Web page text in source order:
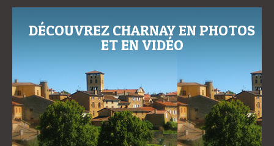
DÉCOUVREZ CHARNAY EN PHOTOS
ET EN VIDÉO